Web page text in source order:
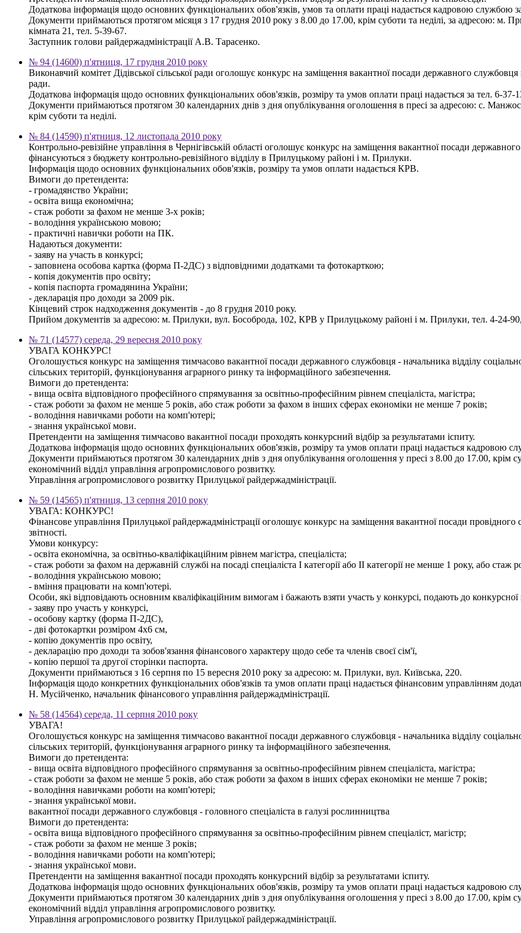
Додаткова інформація щодо основних функціональних обов'язків, умов та оплати праці надається кадровою службою
Документи приймаються протягом місяця з 17 грудня 2010 року з 8.00 до 17.00, крім суботи та неділі, за адресою: м.
кімната 21, тел. 5-39-67.
Заступник голови райдержадміністрації А.В. Тарасенко.
№ 94 (14600) п'ятниця, 17 грудня 2010 року
Виконавчий комітет Дідівської сільської ради оголошує конкурс на заміщення вакантної посади державного службовця
ради.
Додаткова інформація щодо основних функціональних обов'язків, розміру та умов оплати праці надається за тел. 6-37-
Документи приймаються протягом 30 календарних днів з дня опублікування оголошення в пресі за адресою: с.
крім суботи та неділі.
№ 84 (14590) п'ятниця, 12 листопада 2010 року
Контрольно-ревізійне управління в Чернігівській області оголошує конкурс на заміщення вакантної посади
фінансуються з бюджету контрольно-ревізійного відділу в Прилуцькому районі і м. Прилуки.
Інформація щодо основних функціональних обов'язків, розміру та умов оплати надається КРВ.
Вимоги до претендента:
- громадянство України;
- освіта вища економічна;
- стаж роботи за фахом не менше 3-х років;
- володіння українською мовою;
- практичні навички роботи на ПК.
Надаються документи:
- заяву на участь в конкурсі;
- заповнена особова картка (форма П-2ДС) з відповідними додатками та фотокарткою;
- копія документів про освіту;
- копія паспорта громадянина України;
- декларація про доходи за 2009 рік.
Кінцевий строк надходження документів - до 8 грудня 2010 року.
Прийом документів за адресою: м. Прилуки, вул. Бособрода, 102, КРВ у Прилуцькому районі і м. Прилуки, тел. 4-24-
№ 71 (14577) середа, 29 вересня 2010 року
УВАГА КОНКУРС!
Оголошується конкурс на заміщення тимчасово вакантної посади державного службовця - начальника відділу
сільських територій, функціонування аграрного ринку та інформаційного забезпечення.
Вимоги до претендента:
- вища освіта відповідного професійного спрямування за освітньо-професійним рівнем спеціаліста, магістра;
- стаж роботи за фахом не менше 5 років, або стаж роботи за фахом в інших сферах економіки не менше 7 років;
- володіння навичками роботи на комп'ютері;
- знання української мови.
Претенденти на заміщення тимчасово вакантної посади проходять конкурсний відбір за результатами іспиту.
Додаткова інформація щодо основних функціональних обов'язків, розміру та умов оплати праці надається кадровою
Документи приймаються протягом 30 календарних днів з дня опублікування оголошення у пресі з 8.00 до 17.00, крім
економічний відділ управління агропромислового розвитку.
Управління агропромислового розвитку Прилуцької райдержадміністрації.
№ 59 (14565) п'ятниця, 13 серпня 2010 року
УВАГА: КОНКУРС!
Фінансове управління Прилуцької райдержадміністрації оголошує конкурс на заміщення вакантної посади провідного
звітності.
Умови конкурсу:
- освіта економічна, за освітньо-кваліфікаційним рівнем магістра, спеціаліста;
- стаж роботи за фахом на державній службі на посаді спеціаліста І категорії або ІІ категорії не менше 1 року, або
- володіння українською мовою;
- вміння працювати на комп'ютері.
Особи, які відповідають основним кваліфікаційним вимогам і бажають взяти участь у конкурсі, подають до конкурсної
- заяву про участь у конкурсі,
- особову картку (форма П-2ДС),
- дві фотокартки розміром 4х6 см,
- копію документів про освіту,
- декларацію про доходи та зобов'язання фінансового характеру щодо себе та членів своєї сім'ї,
- копію першої та другої сторінки паспорта.
Документи приймаються з 16 серпня по 15 вересня 2010 року за адресою: м. Прилуки, вул. Київська, 220.
Інформація щодо конкретних функціональних обов'язків та умов оплати праці надається фінансовим управлінням
Н. Мусійченко, начальник фінансового управління райдержадміністрації.
№ 58 (14564) середа, 11 серпня 2010 року
УВАГА!
Оголошується конкурс на заміщення тимчасово вакантної посади державного службовця - начальника відділу
сільських територій, функціонування аграрного ринку та інформаційного забезпечення.
Вимоги до претендента:
- вища освіта відповідного професійного спрямування за освітньо-професійним рівнем спеціаліста, магістра;
- стаж роботи за фахом не менше 5 років, або стаж роботи за фахом в інших сферах економіки не менше 7 років;
- володіння навичками роботи на комп'ютері;
- знання української мови.
вакантної посади державного службовця - головного спеціаліста в галузі рослинництва
Вимоги до претендента:
- освіта вища відповідного професійного спрямування за освітньо-професійним рівнем спеціаліст, магістр;
- стаж роботи за фахом не менше 3 років;
- володіння навичками роботи на комп'ютері;
- знання української мови.
Претенденти на заміщення вакантної посади проходять конкурсний відбір за результатами іспиту.
Додаткова інформація щодо основних функціональних обов'язків, розміру та умов оплати праці надається кадровою
Документи приймаються протягом 30 календарних днів з дня опублікування оголошення у пресі з 8.00 до 17.00, крім
економічний відділ управління агропромислового розвитку.
Управління агропромислового розвитку Прилуцької райдержадміністрації.